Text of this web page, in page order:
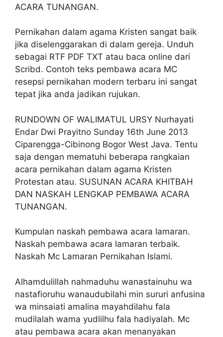
ACARA TUNANGAN.
Pernikahan dalam agama Kristen sangat baik
jika diselenggarakan di dalam gereja. Unduh
sebagai RTF PDF TXT atau baca online dari
Scribd. Contoh teks pembawa acara MC
resepsi pernikahan modern terbaru ini sangat
tepat jika anda jadikan rujukan.
RUNDOWN OF WALIMATUL URSY Nurhayati
Endar Dwi Prayitno Sunday 16th June 2013
Ciparengga-Cibinong Bogor West Java. Tentu
saja dengan mematuhi beberapa rangkaian
acara pernikahan dalam agama Kristen
Protestan atau. SUSUNAN ACARA KHITBAH
DAN NASKAH LENGKAP PEMBAWA ACARA
TUNANGAN.
Kumpulan naskah pembawa acara lamaran.
Naskah pembawa acara lamaran terbaik.
Naskah Mc Lamaran Pernikahan Islami.
Alhamdulillah nahmaduhu wanastainuhu wa
nastafioruhu wanaudubilahi min sururi anfusina
wa minsaiati amalina mayahdilahu fala
mudilalah wama yudlilhu fala hadiyalah. Mc
atau pembawa acara akan menanyakan